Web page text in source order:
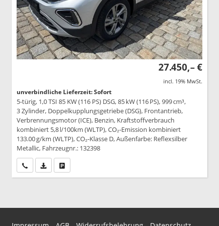
27.450,– €
incl. 19% MwSt.
unverbindliche Lieferzeit: Sofort
5-türig, 1,0 TSI 85 KW (116 PS) DSG, 85 kW (116 PS), 999 cm³,
3 Zylinder, Doppelkupplungsgetriebe (DSG), Frontantrieb,
Verbrennungsmotor (ICE), Benzin, Kraftstoffverbrauch
kombiniert 5,8 l/100km (WLTP), CO₂-Emission kombiniert
133.00 g/km (WLTP), CO₂-Klasse D, Außenfarbe: Reflexsilber
Metallic, Fahrzeugnr.: 132398
Wir rufen Sie anPDF-Datei, Fahrzeugexposé drucken